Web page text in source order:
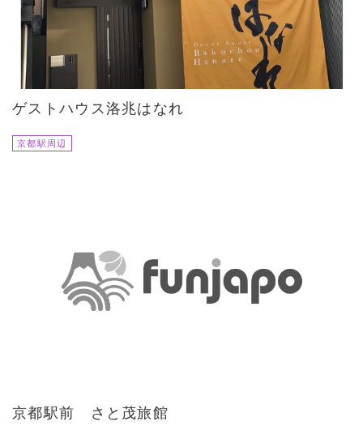
ゲストハウス洛兆はなれ
京都駅周辺
京都駅前 さと茂旅館